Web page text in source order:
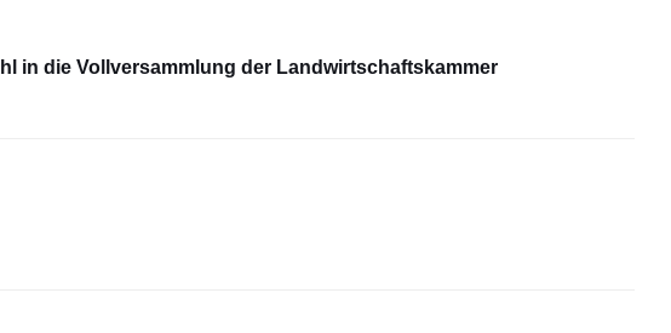
in die Vollversammlung der Landwirtschaftskammer